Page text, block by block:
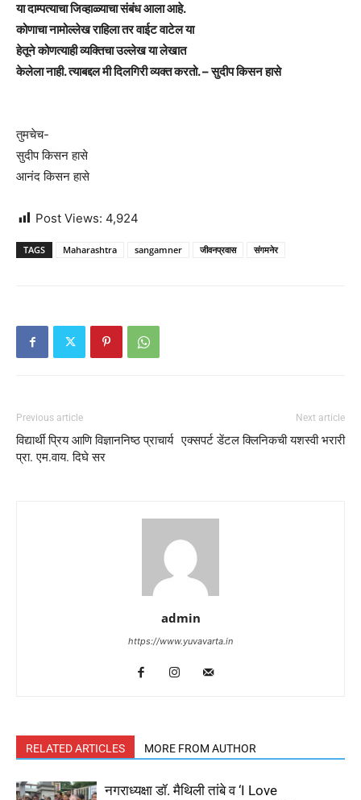
या दाम्पत्याचा जिव्हाळ्याचा संबंध आला आहे.
कोणाचा नामोल्लेख राहिला तर वाईट वाटेल या
हेतूने कोणत्याही व्यक्तिचा उल्लेख या लेखात
केलेला नाही. त्याबद्दल मी दिलगिरी व्यक्त करतो. – सुदीप किसन हासे
तुमचेच-
सुदीप किसन हासे
आनंद किसन हासे
Post Views: 4,924
TAGS Maharashtra sangamner जीवनप्रवास संगमनेर
Previous article
विद्यार्थी प्रिय आणि विज्ञाननिष्ठ प्राचार्य
प्रा. एम.वाय. दिघे सर
Next article
एक्सपर्ट डेंटल क्लिनिकची यशस्वी भरारी
admin
https://www.yuvavarta.in
RELATED ARTICLES MORE FROM AUTHOR
नगराध्यक्षा डॉ. मैथिली तांबे व ‘I Love